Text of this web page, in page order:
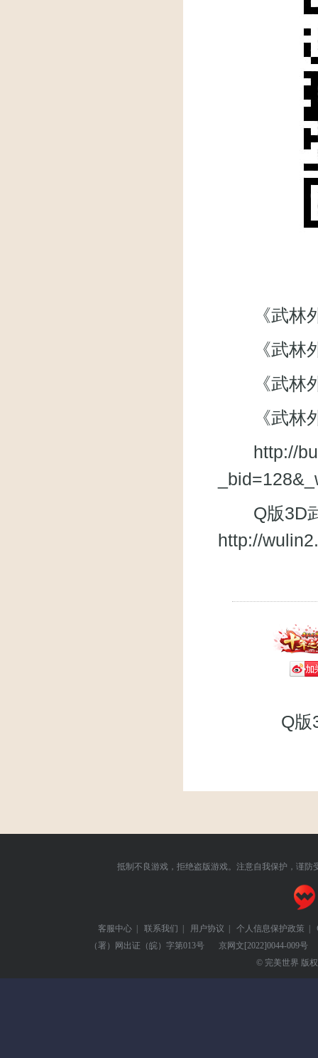
《武林外
《武林外
《武林外
《武林外
http://
Q版3D武
http://
Q版
抵制不良游戏，拒绝盗版游戏。注意自我保护，谨防
客服中心 | 联系我们 | 用户协议 | 个人信息保护政策 |
（署）网出证（皖）字第013号
京网文[2022]0044-009号
© 完美世界 版权